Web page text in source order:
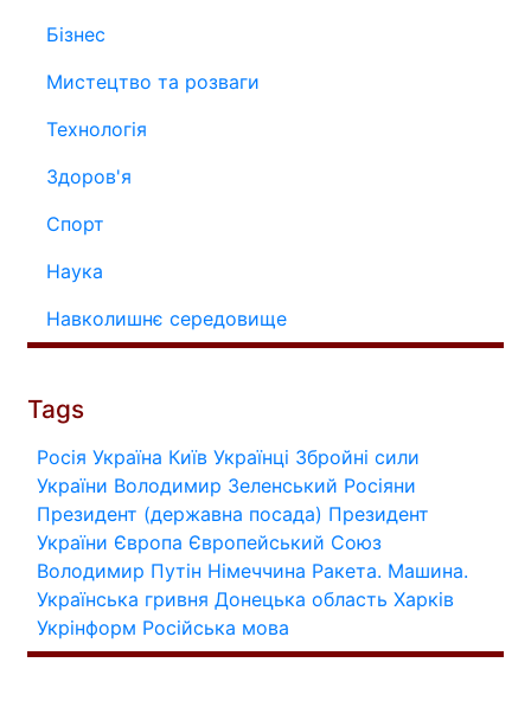
Бізнес
Мистецтво та розваги
Технологія
Здоров'я
Спорт
Наука
Навколишнє середовище
Tags
Росія Україна Київ Українці Збройні сили
України Володимир Зеленський Росіяни
Президент (державна посада) Президент
України Європа Європейський Союз
Володимир Путін Німеччина Ракета. Машина.
Українська гривня Донецька область Харків
Укрінформ Російська мова